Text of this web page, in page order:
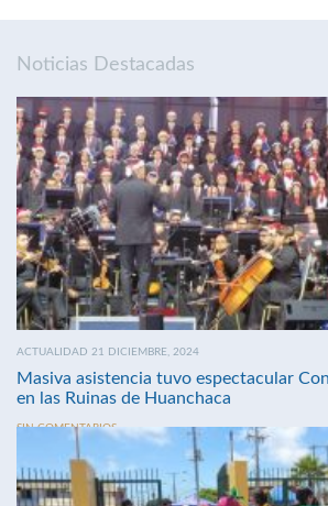
Noticias Destacadas
ACTUALIDAD 21 DICIEMBRE, 2024
Masiva asistencia tuvo espectacular
en las Ruinas de Huanchaca
SIN COMENTARIOS